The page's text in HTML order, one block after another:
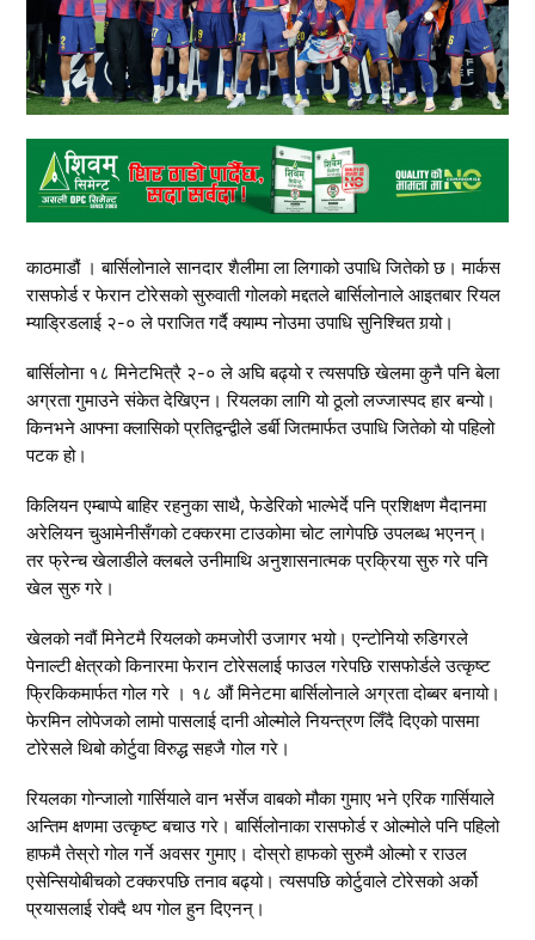
काठमाडौं । बार्सिलोनाले सानदार शैलीमा ला लिगाको उपाधि जितेको छ। मार्कस
रासफोर्ड र फेरान टोरेसको सुरुवाती गोलको मद्दतले बार्सिलोनाले आइतबार रियल
म्याड्रिडलाई २-० ले पराजित गर्दै क्याम्प नोउमा उपाधि सुनिश्चित गर्‍यो।
बार्सिलोना १८ मिनेटभित्रै २-० ले अघि बढ्यो र त्यसपछि खेलमा कुनै पनि बेला
अग्रता गुमाउने संकेत देखिएन। रियलका लागि यो ठूलो लज्जास्पद हार बन्यो।
किनभने आफ्ना क्लासिको प्रतिद्वन्द्वीले डर्बी जितमार्फत उपाधि जितेको यो पहिलो
पटक हो।
किलियन एम्बाप्पे बाहिर रहनुका साथै, फेडेरिको भाल्भेर्दे पनि प्रशिक्षण मैदानमा
अरेलियन चुआमेनीसँगको टक्करमा टाउकोमा चोट लागेपछि उपलब्ध भएनन्।
तर फ्रेन्च खेलाडीले क्लबले उनीमाथि अनुशासनात्मक प्रक्रिया सुरु गरे पनि
खेल सुरु गरे।
खेलको नवौं मिनेटमै रियलको कमजोरी उजागर भयो। एन्टोनियो रुडिगरले
पेनाल्टी क्षेत्रको किनारमा फेरान टोरेसलाई फाउल गरेपछि रासफोर्डले उत्कृष्ट
फ्रिकिकमार्फत गोल गरे । १८ औं मिनेटमा बार्सिलोनाले अग्रता दोब्बर बनायो।
फेरमिन लोपेजको लामो पासलाई दानी ओल्मोले नियन्त्रण लिँदै दिएको पासमा
टोरेसले थिबो कोर्टुवा विरुद्ध सहजै गोल गरे।
रियलका गोन्जालो गार्सियाले वान भर्सेज वाबको मौका गुमाए भने एरिक गार्सियाले
अन्तिम क्षणमा उत्कृष्ट बचाउ गरे। बार्सिलोनाका रासफोर्ड र ओल्मोले पनि पहिलो
हाफमै तेस्रो गोल गर्ने अवसर गुमाए। दोस्रो हाफको सुरुमै ओल्मो र राउल
एसेन्सियोबीचको टक्करपछि तनाव बढ्यो। त्यसपछि कोर्टुवाले टोरेसको अर्को
प्रयासलाई रोक्दै थप गोल हुन दिएनन्।